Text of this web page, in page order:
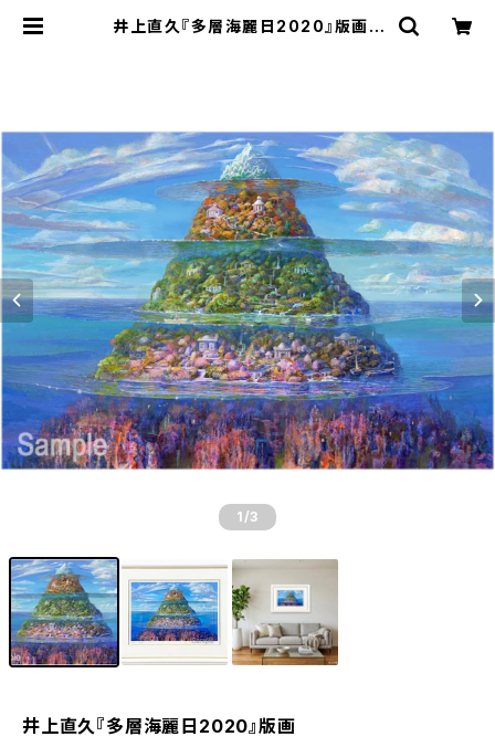
井上直久『多層海麗日2020』版画 |
1 /3
井上直久『多層海麗日2020』版画